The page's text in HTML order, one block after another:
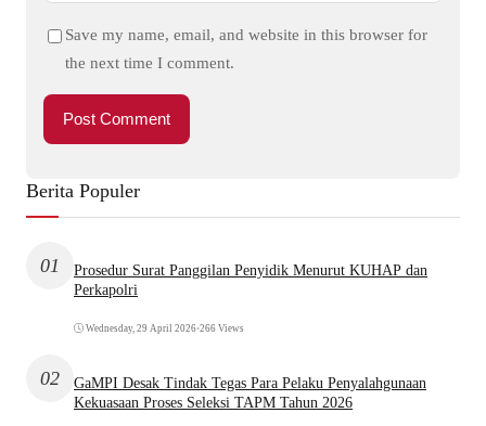
Save my name, email, and website in this browser for
the next time I comment.
Berita Populer
01
Prosedur Surat Panggilan Penyidik Menurut KUHAP dan
Perkapolri
Wednesday, 29 April 2026•266 Views
02
GaMPI Desak Tindak Tegas Para Pelaku Penyalahgunaan
Kekuasaan Proses Seleksi TAPM Tahun 2026